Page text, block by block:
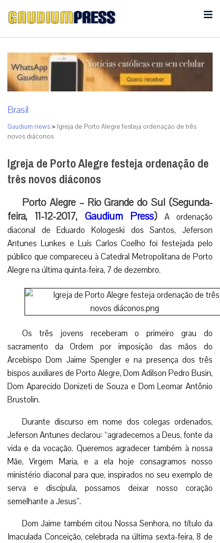
Brasil
Gaudium news > Igreja de Porto Alegre festeja ordenação de três
novos diáconos
Igreja de Porto Alegre festeja ordenação de
três novos diáconos
Porto Alegre – Rio Grande do Sul (Segunda-
feira, 11-12-2017, Gaudium Press)
A ordenação
diaconal de Eduardo Kologeski dos Santos, Jeferson
Antunes Lunkes e Luís Carlos Coelho foi festejada pelo
público que compareceu à Catedral Metropolitana de Porto
Alegre na última quinta-feira, 7 de dezembro.
Os três jovens receberam o primeiro grau do
sacramento da Ordem por imposição das mãos do
Arcebispo Dom Jaime Spengler e na presença dos três
bispos auxiliares de Porto Alegre, Dom Adilson Pedro Busin,
Dom Aparecido Donizeti de Souza e Dom Leomar Antônio
Brustolin.
Durante discurso em nome dos colegas ordenados,
Jeferson Antunes declarou: “agradecemos a Deus, fonte da
vida e da vocação. Queremos agradecer também à nossa
Mãe, Virgem Maria, e a ela hoje consagramos nosso
ministério diaconal para que, inspirados no seu exemplo de
serva e discípula, possamos deixar nosso coração
semelhante a Jesus”.
Dom Jaime também citou Nossa Senhora, no título da
Imaculada Conceição, celebrada na última sexta-feira, 8 de